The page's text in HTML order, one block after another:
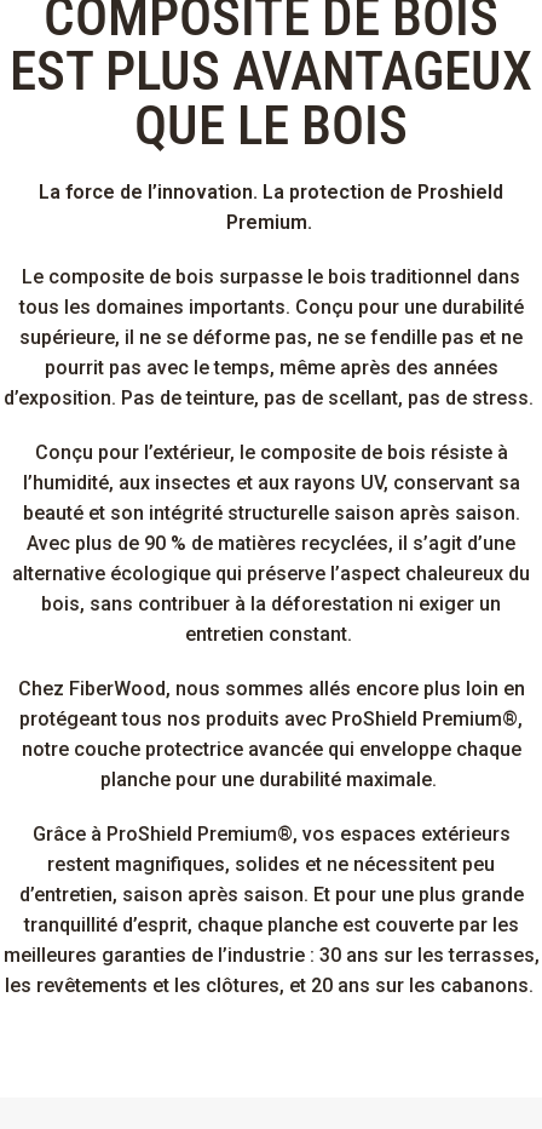
COMPOSITE DE BOIS
EST PLUS AVANTAGEUX
QUE LE BOIS
La force de l’innovation. La protection de Proshield
Premium.
Le composite de bois surpasse le bois traditionnel dans
tous les domaines importants. Conçu pour une durabilité
supérieure, il ne se déforme pas, ne se fendille pas et ne
pourrit pas avec le temps, même après des années
d’exposition. Pas de teinture, pas de scellant, pas de stress.
Conçu pour l’extérieur, le composite de bois résiste à
l’humidité, aux insectes et aux rayons UV, conservant sa
beauté et son intégrité structurelle saison après saison.
Avec plus de 90 % de matières recyclées, il s’agit d’une
alternative écologique qui préserve l’aspect chaleureux du
bois, sans contribuer à la déforestation ni exiger un
entretien constant.
Chez FiberWood, nous sommes allés encore plus loin en
protégeant tous nos produits avec ProShield Premium®,
notre couche protectrice avancée qui enveloppe chaque
planche pour une durabilité maximale.
Grâce à ProShield Premium®, vos espaces extérieurs
restent magnifiques, solides et ne nécessitent peu
d’entretien, saison après saison. Et pour une plus grande
tranquillité d’esprit, chaque planche est couverte par les
meilleures garanties de l’industrie : 30 ans sur les terrasses,
les revêtements et les clôtures, et 20 ans sur les cabanons.